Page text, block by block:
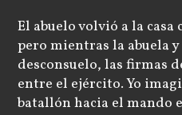
El abuelo volvió a la casa
pero mientras la abuela
desconsuelo, las firmas
entre el ejército. Yo
batallón hacia el mando